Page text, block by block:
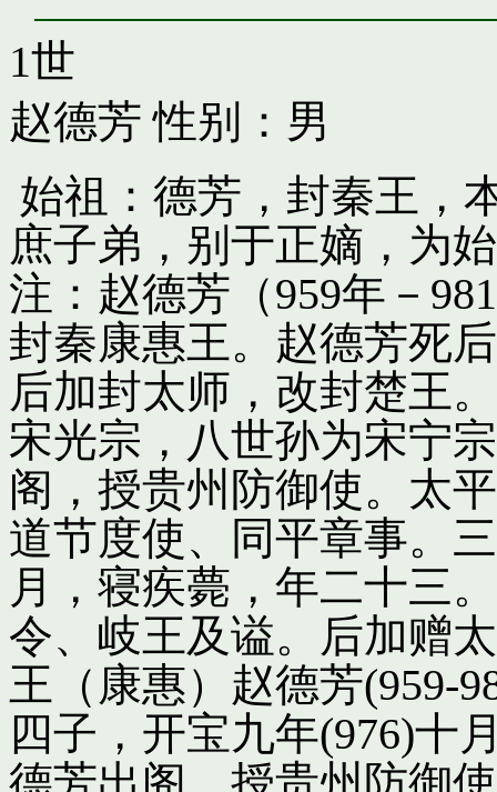
1世
赵德芳 性别：男
始祖：德芳，封秦王，
庶子弟，别于正嫡，为
注：赵德芳（959年－
封秦康惠王。赵德芳死
后加封太师，改封楚王
宋光宗，八世孙为宋宁
阁，授贵州防御使。太
道节度使、同平章事。
月，寝疾薨，年二十三
令、岐王及谥。后加赠
王（康惠）赵德芳(959-
四子，开宝九年(976)十